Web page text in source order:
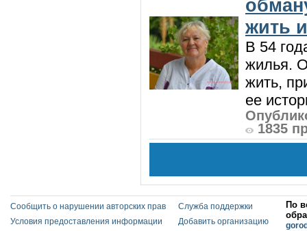
жить
В 54
жилья.
жить,
ее
1835
Сообщить о нарушении авторских прав
Условия предоставления информации
Служба поддержки
Добавить организацию
По